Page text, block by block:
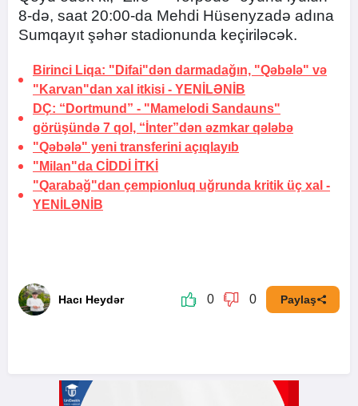
8-də, saat 20:00-da Mehdi Hüsenyzadə adına
Sumqayıt şəhər stadionunda keçiriləcək.
Birinci Liqa: "Difai"dən darmadağın, "Qəbələ" və
"Karvan"dan xal itkisi - YENİLƏNİB
DÇ: “Dortmund” - "Mamelodi Sandauns"
görüşündə 7 qol, “İnter”dən əzmkar qələbə
"Qəbələ" yeni transferini açıqlayıb
"Milan"da CİDDİ İTKİ
"Qarabağ"dan çempionluq uğrunda kritik üç xal -
YENİLƏNİB
Hacı Heydər 0 0 Paylaş